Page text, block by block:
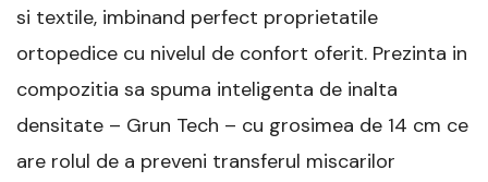
si textile, imbinand perfect proprietatile
ortopedice cu nivelul de confort oferit. Prezinta in
compozitia sa spuma inteligenta de inalta
densitate – Grun Tech – cu grosimea de 14 cm ce
are rolul de a preveni transferul miscarilor